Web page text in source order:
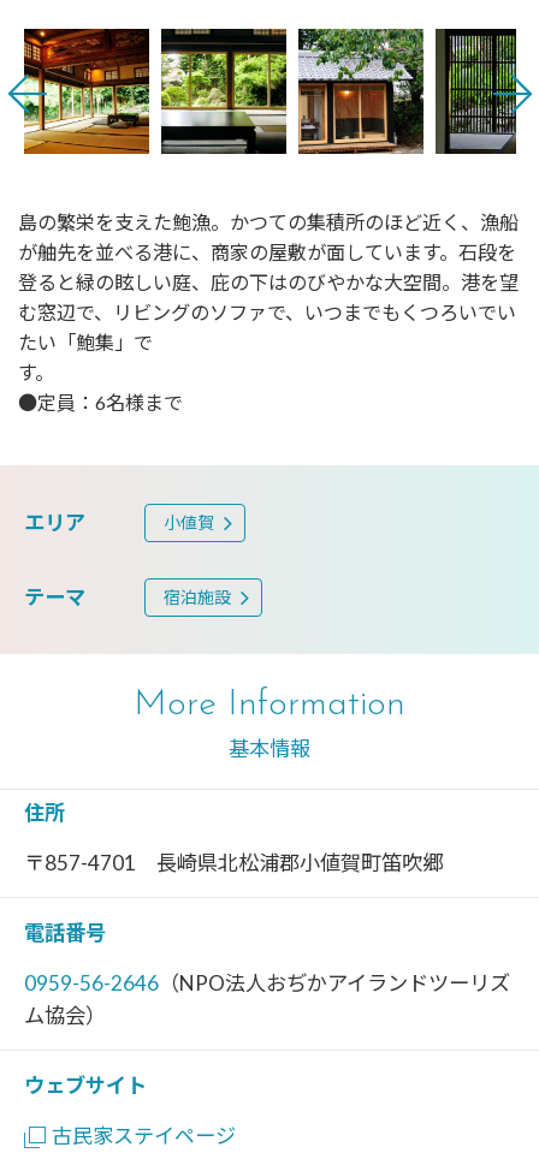
島の繁栄を支えた鮑漁。かつての集積所のほど近く、漁船
が舳先を並べる港に、商家の屋敷が面しています。石段を
登ると緑の眩しい庭、庇の下はのびやかな大空間。港を望
む窓辺で、リビングのソファで、いつまでもくつろいでい
たい「鮑集」で
す
●定員：6名様まで
エリア 小値賀
テーマ 宿泊施設
More Information
基本情報
住所
〒857-4701 長崎県北松浦郡小値賀町笛吹郷
電話番号
0959-56-2646 （NPO法人おぢかアイランドツーリズ
ム協会）
ウェブサイト
古民家ステイページ